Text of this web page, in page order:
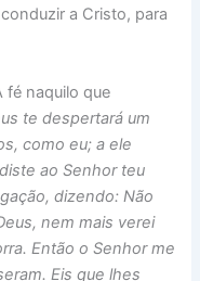
a Cristo, para
fé naquilo que
te despertará um
como eu; a ele
ao Senhor teu
dizendo: Não
nem mais verei
Então o Senhor me
Eis que lhes